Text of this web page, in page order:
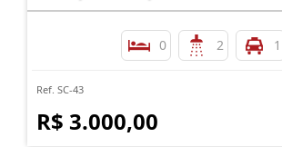
0 2 1
Ref. SC-43
R$ 3.000,00